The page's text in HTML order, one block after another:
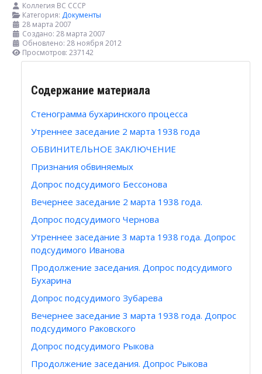
Коллегия ВС СССР
Категория: Документы
28 марта 2007
Создано: 28 марта 2007
Обновлено: 28 ноября 2012
Просмотров: 237142
Содержание материала
Стенограмма бухаринского процесса
Утреннее заседание 2 марта 1938 года
ОБВИНИТЕЛЬНОЕ ЗАКЛЮЧЕНИЕ
Признания обвиняемых
Допрос подсудимого Бессонова
Вечернее заседание 2 марта 1938 года.
Допрос подсудимого Чернова
Утреннее заседание 3 марта 1938 года. Допрос
подсудимого Иванова
Продолжение заседания. Допрос подсудимого
Бухарина
Допрос подсудимого Зубарева
Вечернее заседание 3 марта 1938 года. Допрос
подсудимого Раковского
Допрос подсудимого Рыкова
Продолжение заседания. Допрос Рыкова